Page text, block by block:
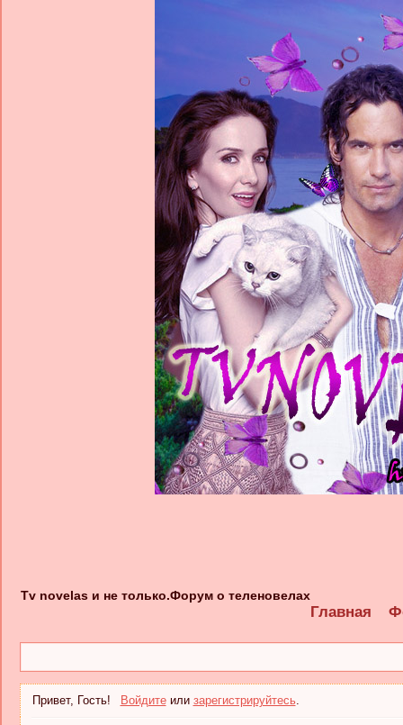
Tv novelas и не только.Форум о теленовелах
Главная
Привет, Гость! Войдитеили зарегистрируйтесь.